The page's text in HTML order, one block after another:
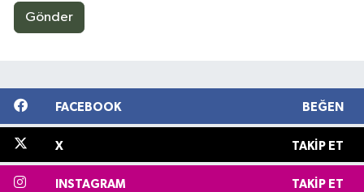
Gönder
FACEBOOK BEĞEN
X TAKIP ET
INSTAGRAM TAKIP ET